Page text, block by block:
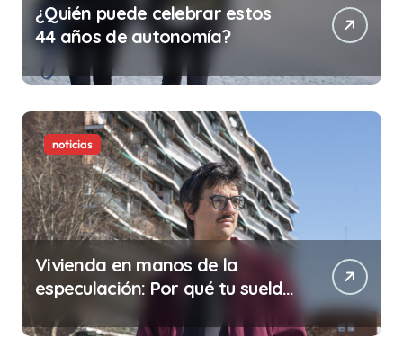
¿Quién puede celebrar estos
44 años de autonomía?
noticias
Vivienda en manos de la
especulación: Por qué tu sueldo